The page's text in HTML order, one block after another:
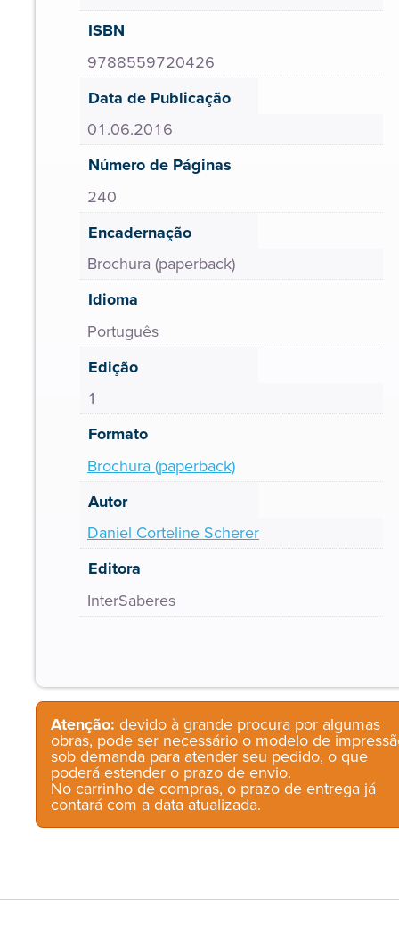
ISBN
9788559720426
Data de Publicação
01.06.2016
Número de Páginas
240
Encadernação
Brochura (paperback)
Idioma
Português
Edição
1
Formato
Brochura (paperback)
Autor
Daniel Corteline Scherer
Editora
InterSaberes
Atenção: devido à grande procura por algumas
obras, pode ser necessário o modelo de
sob demanda para atender seu pedido, o que
poderá estender o prazo de envio.
No carrinho de compras, o prazo de entrega já
contará com a data atualizada.